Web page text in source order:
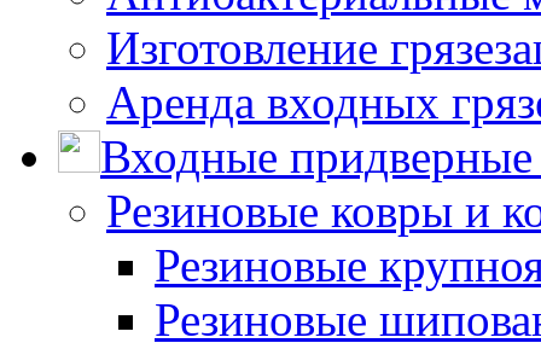
Изготовление
Аренда входных
Входные
Резиновые ковры и
Резиновые
Резиновые